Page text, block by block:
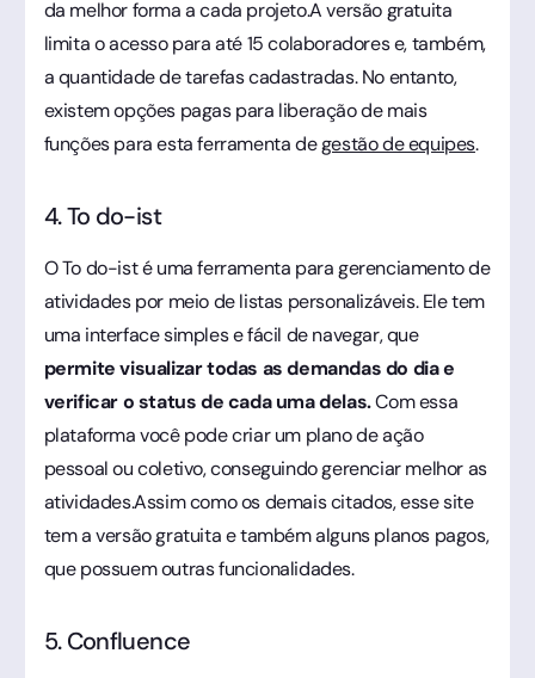
da melhor forma a cada projeto.A versão gratuita
limita o acesso para até 15 colaboradores e, também,
a quantidade de tarefas cadastradas. No entanto,
existem opções pagas para liberação de mais
funções para esta ferramenta degestão de equipes.
4. To do-ist
O To do-ist é uma ferramenta para gerenciamento de
atividades por meio de listas personalizáveis. Ele tem
uma interface simples e fácil de navegar, que
permite visualizar todas as demandas do dia e
verificar o status de cada uma delas.Com essa
plataforma você pode criar um plano de ação
pessoal ou coletivo, conseguindo gerenciar melhor as
atividades.Assim como os demais citados, esse site
tem a versão gratuita e também alguns planos pagos,
que possuem outras funcionalidades.
5. Confluence